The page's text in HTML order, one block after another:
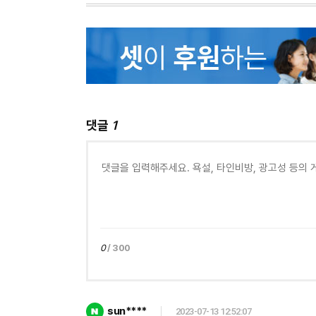
댓글 1
0/ 300
sun**** 2023-07-13 12:52:07